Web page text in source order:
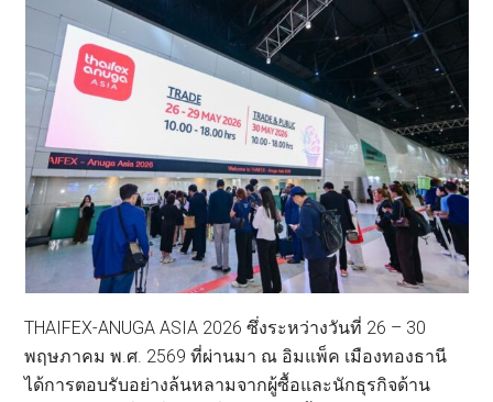
THAIFEX-ANUGA ASIA 2026 ซึ่งระหว่างวันที่ 26 – 30
พฤษภาคม พ.ศ. 2569 ที่ผ่านมา ณ อิมแพ็ค เมืองทองธานี
ได้การตอบรับอย่างล้นหลามจากผู้ซื้อและนักธุรกิจด้าน